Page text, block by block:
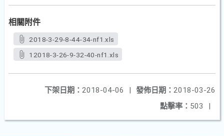
相關附件
2018-3-29-8-44-34-nf1.xls
12018-3-26-9-32-40-nf1.xls
發佈日期： 2018-03-26
下架日期： 2018-04-06
|
點擊率： 503 |